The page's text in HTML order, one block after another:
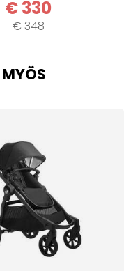
€ 330
€ 348